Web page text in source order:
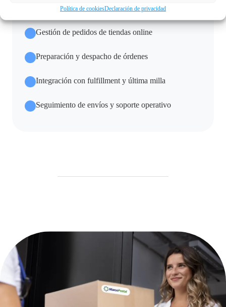
Política de cookiesDeclaración de privacidad
para ecommerce?
Gestión de pedidos de tiendas online
Preparación y despacho de órdenes
Integración con fulfillment y última milla
Seguimiento de envíos y soporte operativo